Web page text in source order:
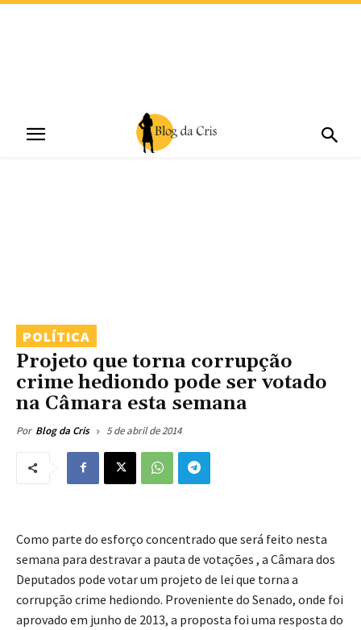
POLÍTICA
Projeto que torna corrupção
crime hediondo pode ser votado
na Câmara esta semana
Por Blog da Cris 5 de abril de 2014
Como parte do esforço concentrado que será feito nesta
semana para destravar a pauta de votações , a Câmara dos
Deputados pode votar um projeto de lei que torna a
corrupção crime hediondo. Proveniente do Senado, onde foi
aprovado em junho de 2013, a proposta foi uma resposta do